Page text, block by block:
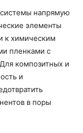
напрямую
элементы
к химическим
пленками с
композитных и
и
в поры